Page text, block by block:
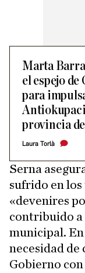
Marta
el espejo
para
provincia
Laura Torlà
Serna
sufrido en
«devenires
contribuido a
municipal.
necesidad de
Gobierno